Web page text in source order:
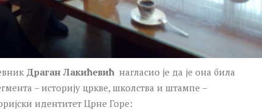
Драган Лакићевић нагласио је да је она била
– историју цркве, школства и штампе –
идентитет Црне Горе: